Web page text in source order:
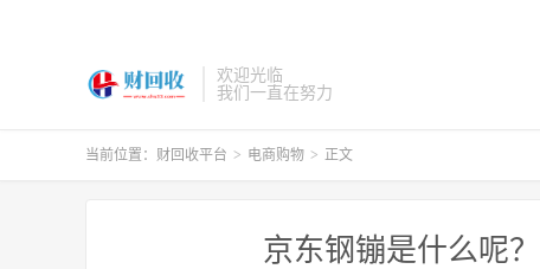
欢迎光临
我们一直在努力
当前位置： 财回收平台 > 电商购物 > 正文
京东钢镚是什么呢